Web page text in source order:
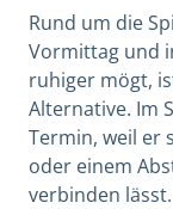
Rund um die
Vormittag und
ruhiger mögt,
Alternative. Im
Termin, weil er
oder einem
verbinden lässt.